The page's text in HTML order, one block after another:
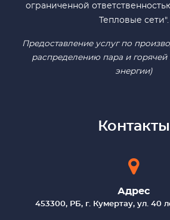
ограниченной
Тепловые сети".
Предоставление услуг по
распределению пара и горячей
энергии)
Контакты
Адрес
453300, РБ, г. Кумертау, ул. 40